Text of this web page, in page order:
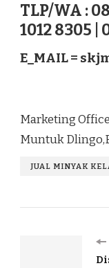
TLP/WA :
1012 8305 |
E_MAIL =
Marketing
Muntuk
JUAL MINYAK